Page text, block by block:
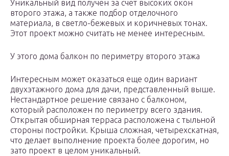
Уникальный вид получен за счет высоких окон
второго этажа, а также подбор отделочного
материала, в светло-бежевых и коричневых тонах.
Этот проект можно считать не менее интересным.
У этого дома балкон по периметру второго этажа
Интересным может оказаться еще один вариант
двухэтажного дома для дачи, представленный выше.
Нестандартное решение связано с балконом,
который расположен по периметру всего здания.
Открытая обширная терраса расположена с тыльной
стороны постройки. Крыша сложная, четырехскатная,
что делает выполнение проекта более дорогим, но
зато проект в целом уникальный.